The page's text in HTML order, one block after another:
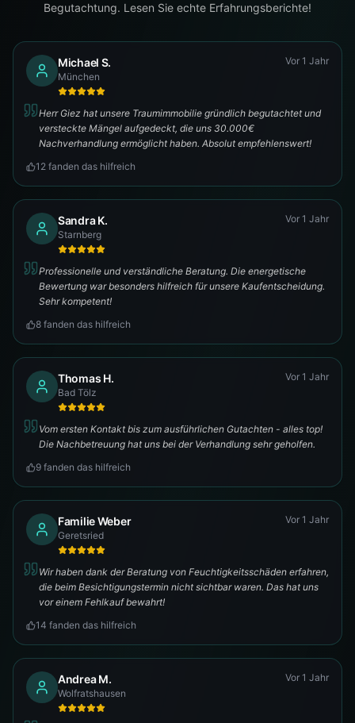
Begutachtung. Lesen Sie echte Erfahrungsberichte!
Michael S.
München
Vor 1 Jahr
Herr Giez hat unsere Traumimmobilie gründlich begutachtet und
versteckte Mängel aufgedeckt, die uns 30.000€
Nachverhandlung ermöglicht haben. Absolut empfehlenswert!
12 fanden das hilfreich
Sandra K.
Starnberg
Vor 1 Jahr
Professionelle und verständliche Beratung. Die energetische
Bewertung war besonders hilfreich für unsere Kaufentscheidung.
Sehr kompetent!
8 fanden das hilfreich
Thomas H.
Bad Tölz
Vor 1 Jahr
Vom ersten Kontakt bis zum ausführlichen Gutachten - alles top!
Die Nachbetreuung hat uns bei der Verhandlung sehr geholfen.
9 fanden das hilfreich
Familie Weber
Geretsried
Vor 1 Jahr
Wir haben dank der Beratung von Feuchtigkeitsschäden erfahren,
die beim Besichtigungstermin nicht sichtbar waren. Das hat uns
vor einem Fehlkauf bewahrt!
14 fanden das hilfreich
Andrea M.
Wolfratshausen
Vor 1 Jahr